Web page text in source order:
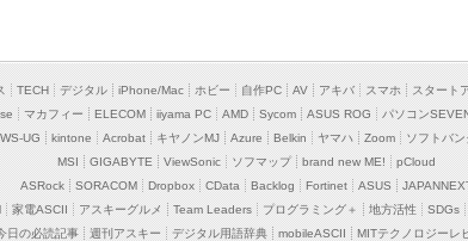
TECH デジタル iPhone/Mac ホビー 自作PC AV アキバ スマホ スタート
マカフィー ELECOM iiyama PC AMD Sycom ASUS ROG パソコン
UG kintone Acrobat キヤノンMJ Azure Belkin ヤマハ Zoom ソフトバ
MSI
GIGABYTE ViewSonic ソフマップ brand new ME!
pCloud
ASRock
SORACOM Dropbox CData Backlog Fortinet ASUS
家電ASCII アスキーグルメ Team Leaders プログラミング＋ 地方活性 SDGs
日の必読記事
週刊アスキー デジタル用語辞典 mobileASCII
MITテクノロジーレ